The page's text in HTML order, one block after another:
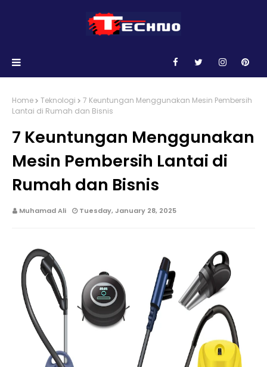
Home Teknologi
7 Keuntungan Menggunakan Mesin Pembersih
Lantai di Rumah dan Bisnis
7 Keuntungan Menggunakan
Mesin Pembersih Lantai di
Rumah dan Bisnis
Muhamad Ali Tuesday, January 28, 2025